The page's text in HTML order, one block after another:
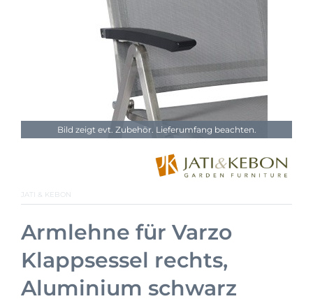
PERSÖNLICHE BERATUNG
Bild zeigt evt. Zubehör. Lieferumfang beachten.
JATI & KEBON
Armlehne für Varzo
Klappsessel rechts,
Aluminium schwarz